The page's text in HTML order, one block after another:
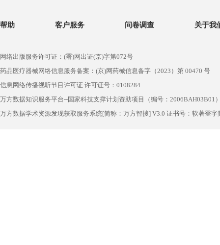
帮助 客户服务 问卷调查 关于我
网络出版服务许可证：(署)网出证(京)字第072号
药品医疗器械网络信息服务备案：(京)网药械信息备字（2023）第 00470 号
信息网络传播视听节目许可证 许可证号：0108284
万方数据知识服务平台--国家科技支撑计划资助项目（编号：2006BAH03B01
万方数据学术资源发现获取服务系统[简称：万方智搜] V3.0 证书号：软著登字